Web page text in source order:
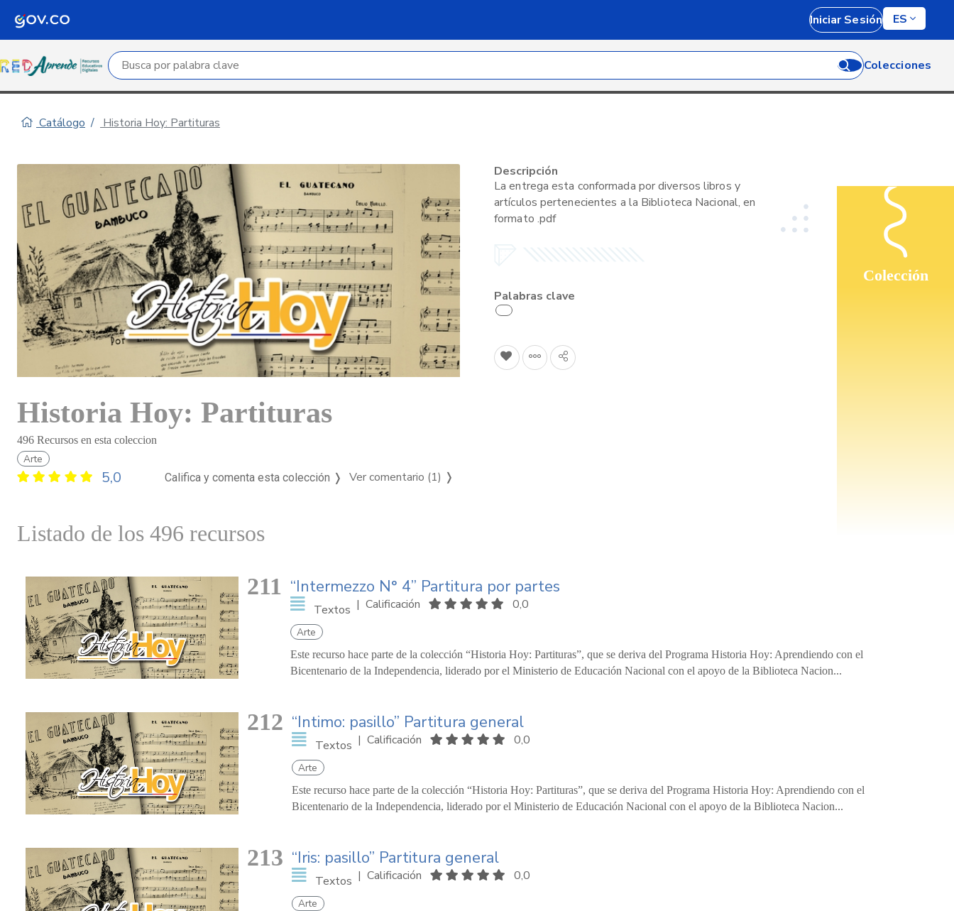
Iniciar Sesión ES
Campo de búsqueda por palabra clave Colecciones
Catálogo Historia Hoy: Partituras
Colección
Historia Hoy: Partituras
496 Recursos en esta coleccion
Arte
5,0 Califica y comenta esta colección ❭ Ver comentario (1) ❭
Descripción
La entrega esta conformada por diversos libros y
artículos pertenecientes a la Biblioteca Nacional, en
formato .pdf
Palabras clave
Listado de los 496 recursos
211 “Intermezzo N° 4” Partitura por partes
Textos | Calificación 0,0
Arte
Este recurso hace parte de la colección “Historia Hoy: Partituras”, que se deriva del Programa Historia Hoy: Aprendiendo con el
Bicentenario de la Independencia, liderado por el Ministerio de Educación Nacional con el apoyo de la Biblioteca Nacion...
212 “Intimo: pasillo” Partitura general
Textos | Calificación 0,0
Arte
Este recurso hace parte de la colección “Historia Hoy: Partituras”, que se deriva del Programa Historia Hoy: Aprendiendo con el
Bicentenario de la Independencia, liderado por el Ministerio de Educación Nacional con el apoyo de la Biblioteca Nacion...
213 “Iris: pasillo” Partitura general
Textos | Calificación 0,0
Arte